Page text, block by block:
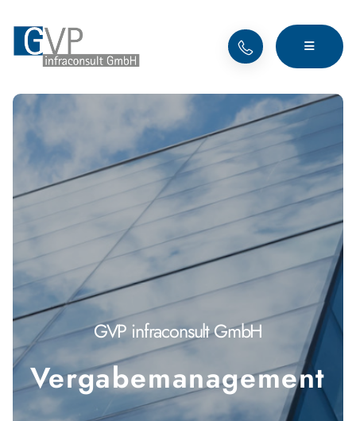
GVP infraconsult GmbH
Vergabe­management